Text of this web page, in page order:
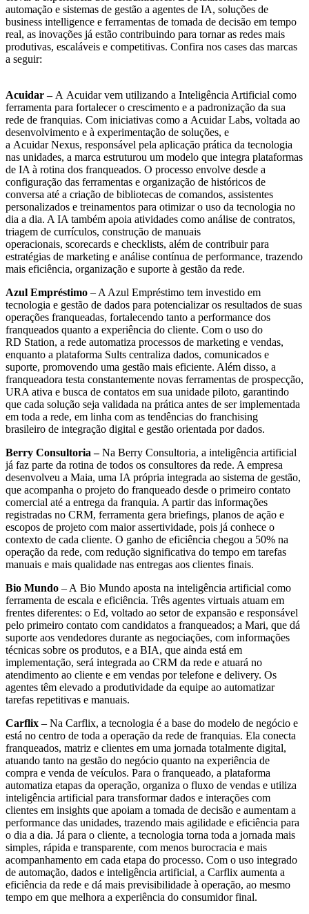
automação e sistemas de gestão a agentes de IA, soluções de
business intelligence e ferramentas de tomada de decisão em tempo
real, as inovações já estão contribuindo para tornar as redes mais
produtivas, escaláveis e competitivas. Confira nos cases das marcas
a seguir:
Acuidar – A Acuidar vem utilizando a Inteligência Artificial como
ferramenta para fortalecer o crescimento e a padronização da sua
rede de franquias. Com iniciativas como a Acuidar Labs, voltada ao
desenvolvimento e à experimentação de soluções, e
a Acuidar Nexus, responsável pela aplicação prática da tecnologia
nas unidades, a marca estruturou um modelo que integra plataformas
de IA à rotina dos franqueados. O processo envolve desde a
configuração das ferramentas e organização de históricos de
conversa até a criação de bibliotecas de comandos, assistentes
personalizados e treinamentos para otimizar o uso da tecnologia no
dia a dia. A IA também apoia atividades como análise de contratos,
triagem de currículos, construção de manuais
operacionais, scorecards e checklists, além de contribuir para
estratégias de marketing e análise contínua de performance, trazendo
mais eficiência, organização e suporte à gestão da rede.
Azul Empréstimo – A Azul Empréstimo tem investido em
tecnologia e gestão de dados para potencializar os resultados de suas
operações franqueadas, fortalecendo tanto a performance dos
franqueados quanto a experiência do cliente. Com o uso do
RD Station, a rede automatiza processos de marketing e vendas,
enquanto a plataforma Sults centraliza dados, comunicados e
suporte, promovendo uma gestão mais eficiente. Além disso, a
franqueadora testa constantemente novas ferramentas de prospecção,
URA ativa e busca de contatos em sua unidade piloto, garantindo
que cada solução seja validada na prática antes de ser implementada
em toda a rede, em linha com as tendências do franchising
brasileiro de integração digital e gestão orientada por dados.
Berry Consultoria –Na Berry Consultoria, a inteligência artificial
já faz parte da rotina de todos os consultores da rede. A empresa
desenvolveu a Maia, uma IA própria integrada ao sistema de gestão,
que acompanha o projeto do franqueado desde o primeiro contato
comercial até a entrega da franquia. A partir das informações
registradas no CRM, ferramenta gera briefings, planos de ação e
escopos de projeto com maior assertividade, pois já conhece o
contexto de cada cliente. O ganho de eficiência chegou a 50% na
operação da rede, com redução significativa do tempo em tarefas
manuais e mais qualidade nas entregas aos clientes finais.
Bio Mundo – A Bio Mundo aposta na inteligência artificial como
ferramenta de escala e eficiência. Três agentes virtuais atuam em
frentes diferentes: o Ed, voltado ao setor de expansão e responsável
pelo primeiro contato com candidatos a franqueados; a Mari, que dá
suporte aos vendedores durante as negociações, com informações
técnicas sobre os produtos, e a BIA, que ainda está em
implementação, será integrada ao CRM da rede e atuará no
atendimento ao cliente e em vendas por telefone e delivery. Os
agentes têm elevado a produtividade da equipe ao automatizar
tarefas repetitivas e manuais.
Carflix – Na Carflix, a tecnologia é a base do modelo de negócio e
está no centro de toda a operação da rede de franquias. Ela conecta
franqueados, matriz e clientes em uma jornada totalmente digital,
atuando tanto na gestão do negócio quanto na experiência de
compra e venda de veículos. Para o franqueado, a plataforma
automatiza etapas da operação, organiza o fluxo de vendas e utiliza
inteligência artificial para transformar dados e interações com
clientes em insights que apoiam a tomada de decisão e aumentam a
performance das unidades, trazendo mais agilidade e eficiência para
o dia a dia. Já para o cliente, a tecnologia torna toda a jornada mais
simples, rápida e transparente, com menos burocracia e mais
acompanhamento em cada etapa do processo. Com o uso integrado
de automação, dados e inteligência artificial, a Carflix aumenta a
eficiência da rede e dá mais previsibilidade à operação, ao mesmo
tempo em que melhora a experiência do consumidor final.